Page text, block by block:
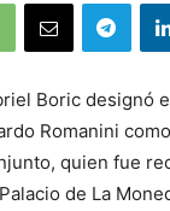
Boric designó
Romanini
quien fue
de La